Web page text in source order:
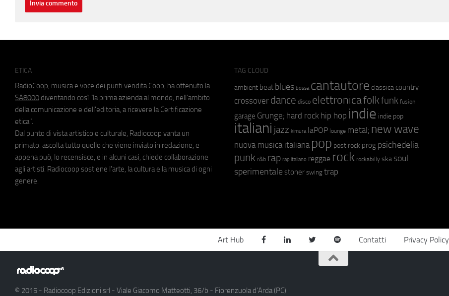
ETICA
RadioCoop, musica e voce dei punti vendita Coop, ha ottenuto la
SA8000 diventando così "la prima azienda al mondo, nell'ambito
della comunicazione e dell'editoria, a ricevere la Certificazione
etica".
Dal punto di vista artistico e culturale, Radiocoop vanta un
primato: ascolta tutto quello che viene inviato in redazione, e
appena può, lo recensisce, e in alcuni casi, chiede collaborazione
agli artisti. Radiocoop sostiene l'arte, la cultura e la musica di ogni
genere.
TAG CLOUD
ambient beat blues bossa cantautore classica country
crossover dance disco elettronicafolkfunk fusion
garage Grunge; hard rock hip hop indie indie pop
italiani jazz kimura laPOP lounge metal; new wave
nuova musica italiana pop post rock prog psichedelia
punk r&b rap rap italiano reggae rock rockabilly ska soul
sperimentale stoner swing trap
Art Hub Contatti Privacy Policy
© 2015 - Radiocoop Edizioni srl - Viale Giacomo Matteotti, 36/b - Fiorenzuola d'Arda (PC)